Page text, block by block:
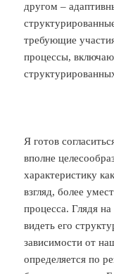
другом –
требующие
процессы,
Я готов
вполне
характеристику
взгляд, более
процесса. Глядя
видеть его
зависимости от
определяется по